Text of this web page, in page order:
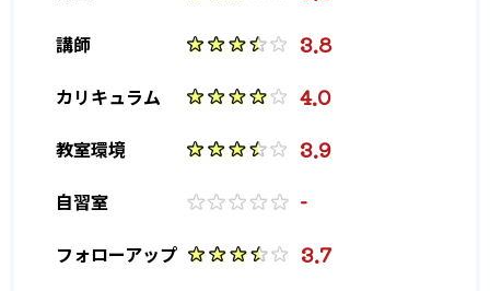
講師 3.8
カリキュラム 4.0
教室環境 3.9
自習室 -
フォローアップ 3.7